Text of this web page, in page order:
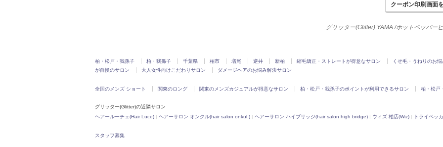
クーポン印刷画面
グリッター(Glitter) YAMA /ホットペッパー
柏・松戸・我孫子 柏・我孫子 千葉県 柏市 増尾 逆井 新柏 縮毛矯正・ストレートが得意なサロン くせ毛・うねりのお
が自慢のサロン
大人女性向けこだわりサロン ダメージヘアのお悩み解決サロン
全国のメンズ ショート 関東のロング 関東のメンズカジュアルが得意なサロン 柏・松戸・我孫子のポイントが利用できるサロン 柏・松戸
グリッター(Glitter)の近隣サロン
ヘアールーチェ(Hair Luce) | ヘアーサロン オンクル(hair salon onkul.) | ヘアーサロン ハイブリッジ(hair salon high bridge) | ウィズ 柏店(Wiz) | トライベッ
スタッフ募集